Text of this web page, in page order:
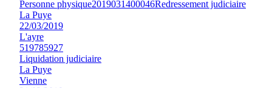
Personne physique2019031400046Redressement judiciaire
La Puye
22/03/2019
L'ayre
519785927
Liquidation judiciaire
La Puye
Vienne